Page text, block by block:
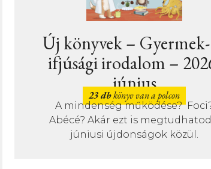
Új
Ismeretterjesztő
– 2026.
14 dbkönyv van a
Júniusban is
találsz az